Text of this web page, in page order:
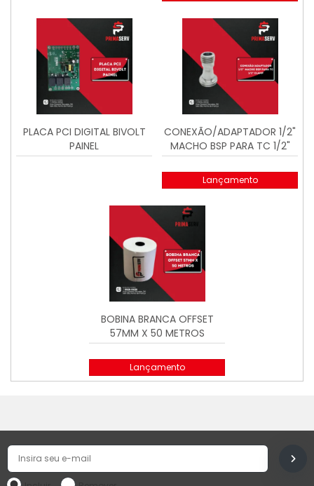
PLACA PCI DIGITAL BIVOLT
PAINEL
CONEXÃO/ADAPTADOR 1/2"
MACHO BSP PARA TC 1/2"
CLAMP
Lançamento
BOBINA BRANCA OFFSET
57MM X 50 METROS
Lançamento